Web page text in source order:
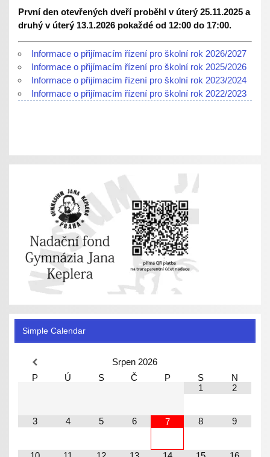
První den otevřených dveří proběhl v úterý 25.11.2025 a
druhý v úterý 13.1.2026 pokaždé od 12:00 do 17:00.
Informace o přijímacím řízení pro školní rok 2026/2027
Informace o přijímacím řízení pro školní rok 2025/2026
Informace o přijímacím řízení pro školní rok 2023/2024
Informace o přijímacím řízení pro školní rok 2022/2023
Simple Calendar
Srpen 2026
P
Ú S Č P S
N
1
2
3 4 5 6 7 8 9